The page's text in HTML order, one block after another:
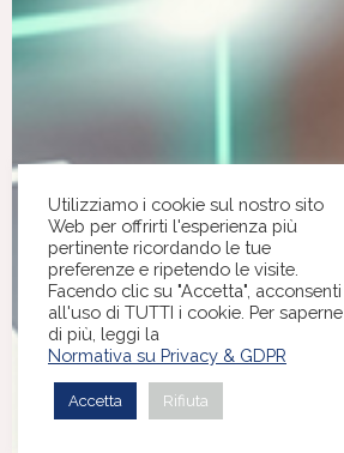
Utilizziamo i cookie sul nostro sito
Web per offrirti l'esperienza più
pertinente ricordando le tue
preferenze e ripetendo le visite.
Facendo clic su "Accetta", acconsenti
all'uso di TUTTI i cookie. Per saperne
di più, leggi la
Normativa su Privacy & GDPR
Accetta Rifiuta